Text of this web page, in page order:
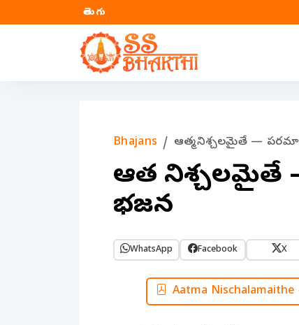
తెలుగు
Bhajans ఆత్మ నిశ్చలమైతే —
ఆత్మ నిశ్చలమైతే
భజన
WhatsApp Facebook X
Aatma